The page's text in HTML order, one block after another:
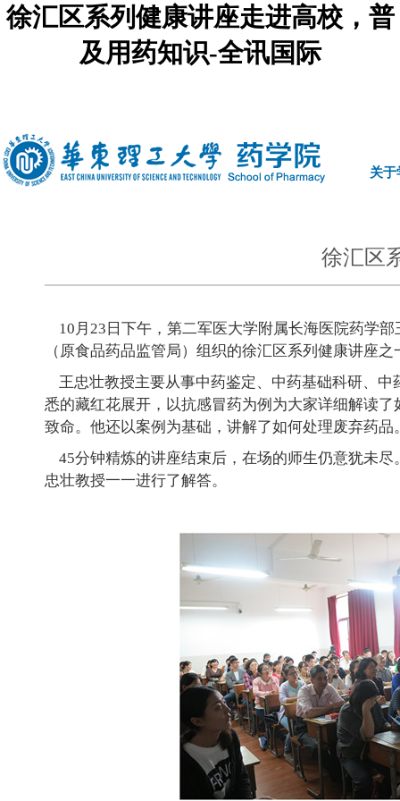
徐汇区系列健康讲座走进高校，普
及用药知识-全讯国际
关于
徐汇区
10月23日下午，第二军医大学附属长海医院药学
（原食品药品监管局）组织的徐汇区系列健康讲座
王忠壮教授主要从事中药鉴定、中药基础科研、
悉的藏红花展开，以抗感冒药为例为大家详细解读
致命。他还以案例为基础，讲解了如何处理废弃药品
45分钟精炼的讲座结束后，在场的师生仍意犹未
忠壮教授一一进行了解答。